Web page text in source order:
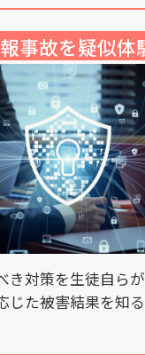
事故を疑似体
き対策を生徒自ら
じた被害結果を知